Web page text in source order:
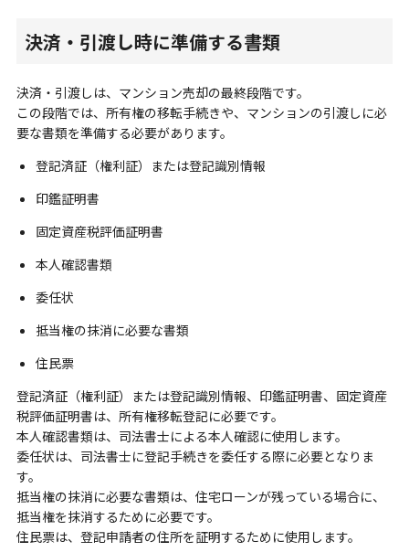
決済・引渡し時に準備する書類
決済・引渡しは、マンション売却の最終段階です。
この段階では、所有権の移転手続きや、マンションの引渡しに必
要な書類を準備する必要があります。
登記済証（権利証）または登記識別情報
印鑑証明書
固定資産税評価証明書
本人確認書類
委任状
抵当権の抹消に必要な書類
住民票
登記済証（権利証）または登記識別情報、印鑑証明書、固定資産
税評価証明書は、所有権移転登記に必要です。
本人確認書類は、司法書士による本人確認に使用します。
委任状は、司法書士に登記手続きを委任する際に必要となりま
す。
抵当権の抹消に必要な書類は、住宅ローンが残っている場合に、
抵当権を抹消するために必要です。
住民票は、登記申請者の住所を証明するために使用します。